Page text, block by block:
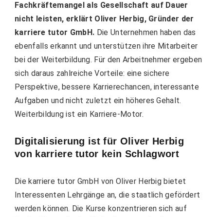
Fachkräftemangel als Gesellschaft auf Dauer
nicht leisten, erklärt Oliver Herbig, Gründer der
karriere tutor GmbH. Die Unternehmen haben das
ebenfalls erkannt und unterstützen ihre Mitarbeiter
bei der Weiterbildung. Für den Arbeitnehmer ergeben
sich daraus zahlreiche Vorteile: eine sichere
Perspektive, bessere Karrierechancen, interessante
Aufgaben und nicht zuletzt ein höheres Gehalt.
Weiterbildung ist ein Karriere-Motor.
Digitalisierung ist für Oliver Herbig
von karriere tutor kein Schlagwort
Die karriere tutor GmbH von Oliver Herbig bietet
Interessenten Lehrgänge an, die staatlich gefördert
werden können. Die Kurse konzentrieren sich auf